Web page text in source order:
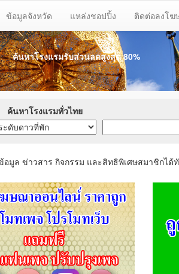
ข้อมูลจังหวัด แหล่งชอปปิ้ง ติดต่อลงโ
ค้นหาโรงแรมรับส่วนลดสูงสุด 80%
ค้นหาโรงแรมทั่วไทย
อมูล ข่าวสาร กิจกรรม และสิทธิพิเศษสมาชิกได้